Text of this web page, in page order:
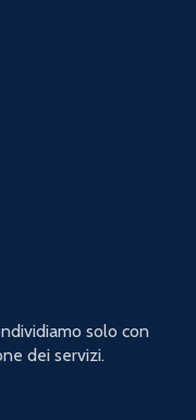
solo con
dei servizi.